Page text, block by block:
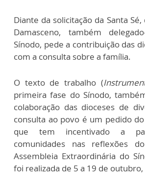
Diante da solicitação da Santa
Damasceno, também
Sínodo, pede a contribuição das
com a consulta sobre a família.
O texto de trabalho (
primeira fase do Sínodo,
colaboração das dioceses de
consulta ao povo é um pedido do
que tem incentivado a
comunidades nas reflexões
Assembleia Extraordinária do
foi realizada de 5 a 19 de outubro,